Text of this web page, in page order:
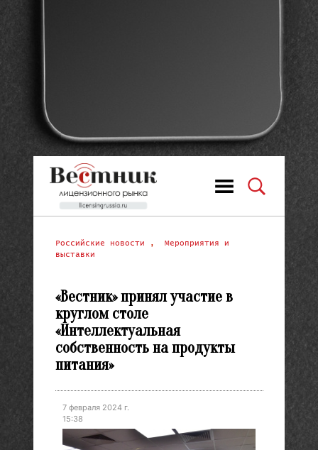
Российские новости , Мероприятия и
выставки
«Вестник» принял участие в
круглом столе
«Интеллектуальная
собственность на продукты
питания»
7 февраля 2024 г.
15:38